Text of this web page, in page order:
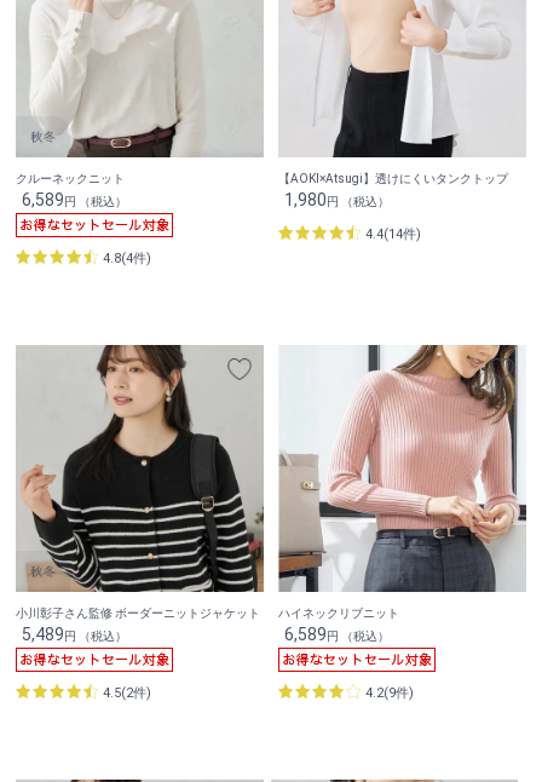
クルーネックニット
6,589円 （税込）
4.8(4件)
【AOKI×Atsugi】透けにくいタンクトップ
1,980円 （税込）
4.4(14件)
小川彰子さん監修 ボーダーニットジャケット
5,489円 （税込）
4.5(2件)
ハイネックリブニット
6,589円 （税込）
4.2(9件)